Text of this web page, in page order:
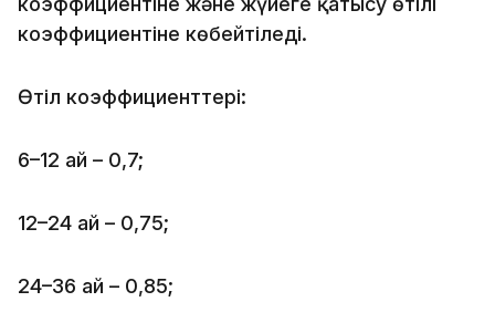
коэффициентіне көбейтіледі.
Өтіл коэффициенттері:
6–12 ай – 0,7;
12–24 ай – 0,75;
24–36 ай – 0,85;